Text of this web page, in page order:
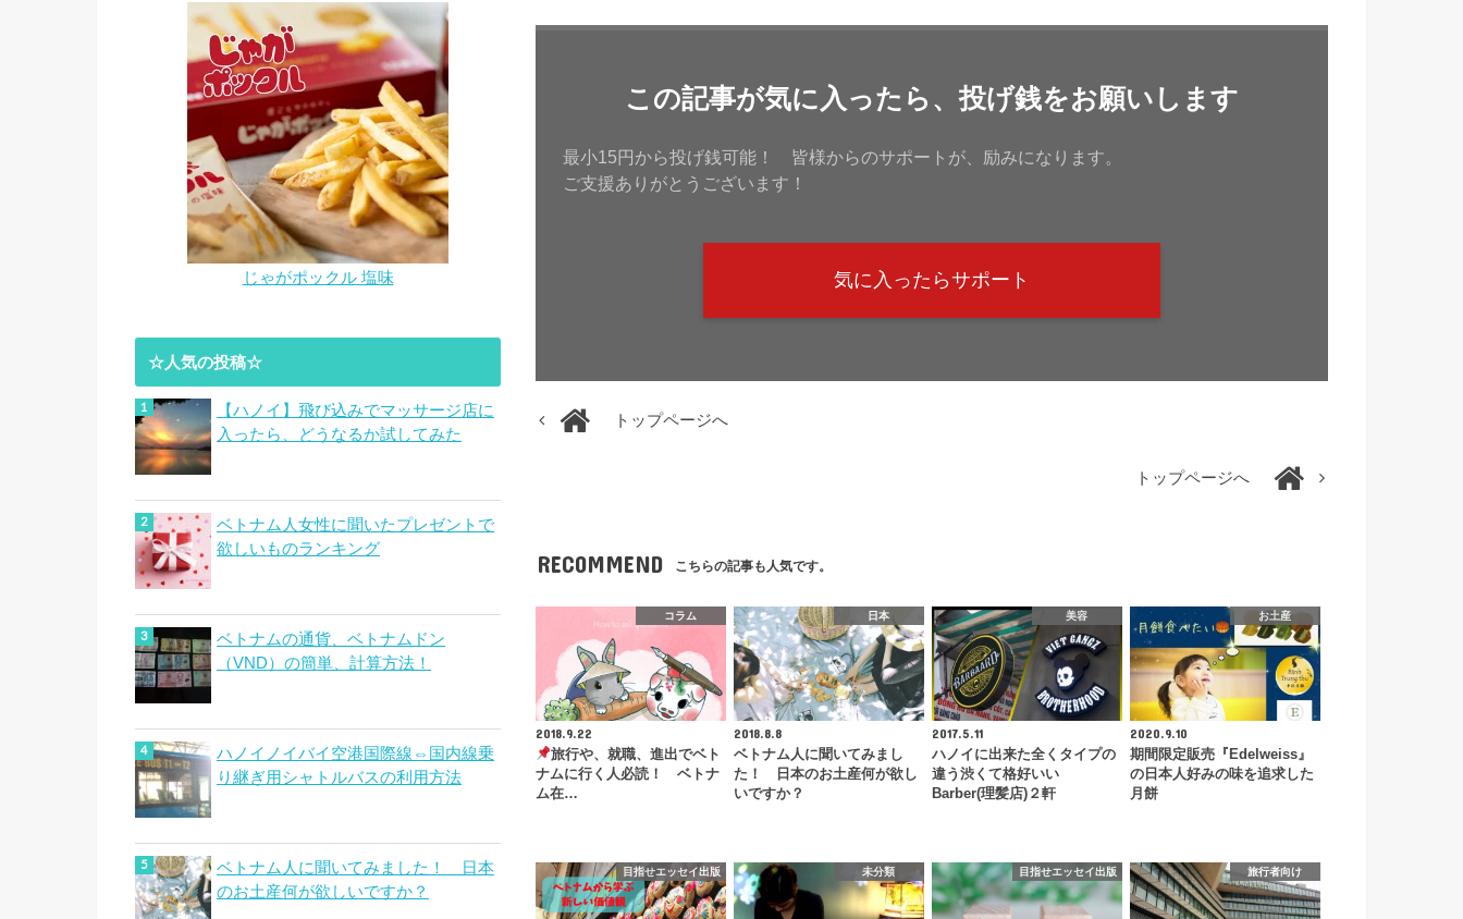
この記事が気に入ったら、投げ銭をお願いします
最小15円から投げ銭可能！ 皆様からのサポートが、励みになります。
ご支援ありがとうございます！
気に入ったらサポート
トップページへ
トップページへ
RECOMMEND こちらの記事も人気です。
コラム
2018.9.22
旅行や、就職、進出でベト
ナムに行く人必読！ ベトナ
ム在…
日本
2018.8.8
ベトナム人に聞いてみまし
た！ 日本のお土産何が欲し
いですか？
美容
2017.5.11
ハノイに出来た全くタイプの
違う渋くて格好いい
Barber(理髪店)２軒
お土産
2020.9.10
期間限定販売『Edelweiss』
の日本人好みの味を追求した
月餅
目指せエッセイ出版 未分類 目指せエッセイ出版 旅行者向け
じゃがポックル 塩味
☆人気の投稿☆
【ハノイ】飛び込みでマッサージ店に
入ったら、どうなるか試してみた
ベトナム人女性に聞いたプレゼントで
欲しいものランキング
ベトナムの通貨、ベトナムドン
（VND）の簡単、計算方法！
ハノイノイバイ空港国際線⇔国内線乗
り継ぎ用シャトルバスの利用方法
ベトナム人に聞いてみました！ 日本
のお土産何が欲しいですか？